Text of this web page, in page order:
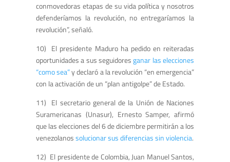
conmovedoras etapas de su vida política y nosotros
defenderíamos la revolución, no entregaríamos la
revolución”, señaló.
10) El presidente Maduro ha pedido en reiteradas
oportunidades a sus seguidoresganar las elecciones
“como sea”y declaró a la revolución “en emergencia”
con la activación de un “plan antigolpe” de Estado.
11) El secretario general de la Unión de Naciones
Suramericanas (Unasur), Ernesto Samper, afirmó
que las elecciones del 6 de diciembre permitirán a los
venezolanossolucionar sus diferencias sin violencia.
12) El presidente de Colombia, Juan Manuel Santos,